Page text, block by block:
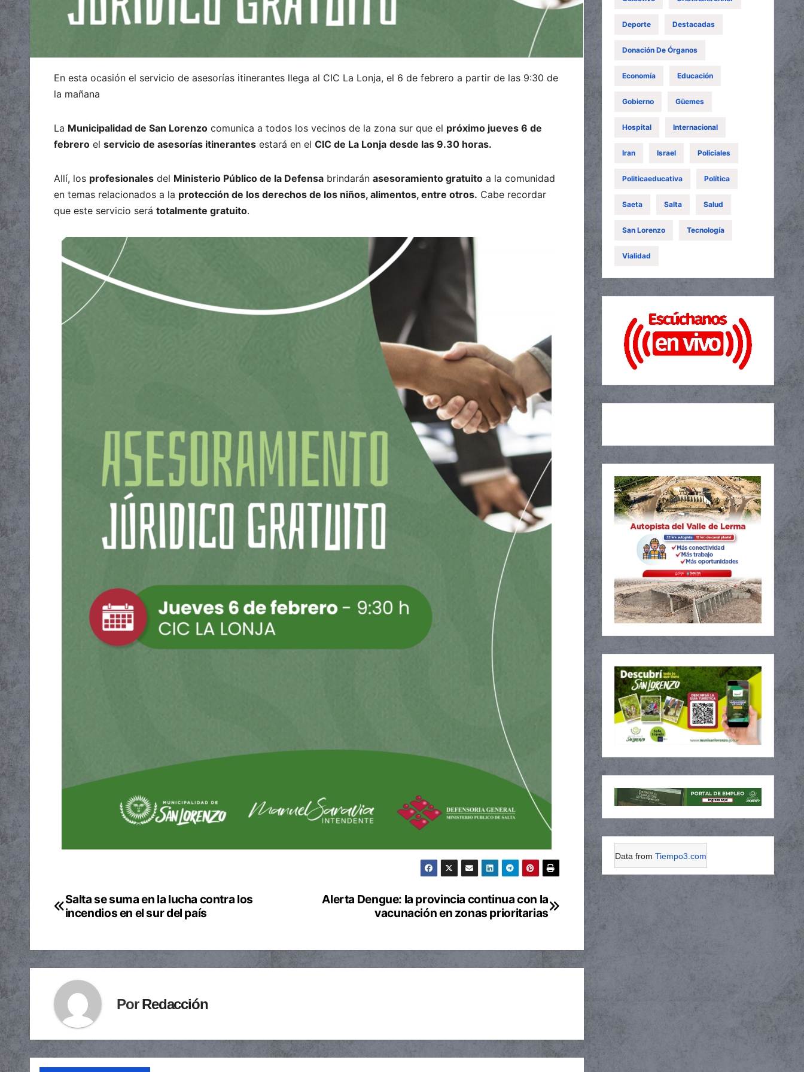
En esta ocasión el servicio de asesorías itinerantes llega al CIC La Lonja, el 6 de febrero a partir de las 9:30 de
la mañana
La Municipalidad de San Lorenzo comunica a todos los vecinos de la zona sur que el próximo jueves 6 de
febrero el servicio de asesorías itinerantes estará en el CIC de La Lonja desde las 9.30 horas.
Allí, los profesionales del Ministerio Público de la Defensa brindarán asesoramiento gratuito a la comunidad
en temas relacionados a la protección de los derechos de los niños, alimentos, entre otros. Cabe recordar
que este servicio será totalmente gratuito.
Navegación
entradas
Alerta Dengue: la provincia continua con la
vacunación en zonas prioritarias
Salta se suma en la lucha contra los
incendios en el sur del país
PorRedacción
Deporte Destacadas
Donación De Órganos
Economía Educación
Gobierno Güemes
Hospital Internacional
Iran Israel Policiales
Politicaeducativa Política
Saeta Salta Salud
San Lorenzo Tecnología
Vialidad
Data from Tiempo3.com